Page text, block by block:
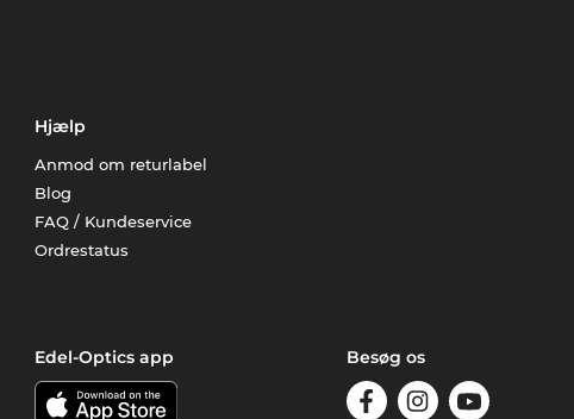
Hjælp
Anmod om returlabel
Blog
FAQ / Kundeservice
Ordrestatus
Edel-Optics app Besøg os